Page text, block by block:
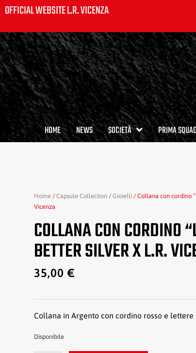
OFFICIAL WEBSITE L.R. VICENZA
HOME NEWS SOCIETÀ PRIMA
Home / Capsule Collection / Gioielli / Collana con cordino
Vicenza
COLLANA CON CORDINO
BETTER SILVER X L.R.
35,00€
Collana in Argento con cordino rosso e lettere
Disponibile